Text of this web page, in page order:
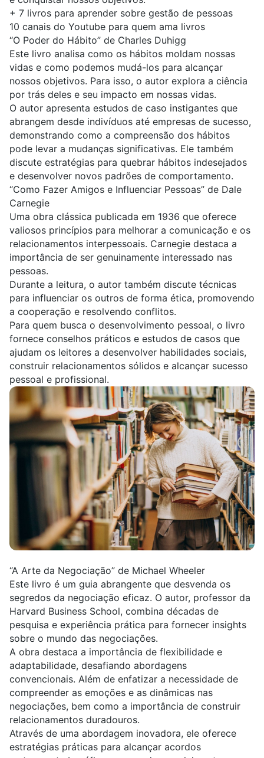
+ 7 livros para aprender sobre gestão de pessoas
10 canais do Youtube para quem ama livros
“O Poder do Hábito” de Charles Duhigg
Este livro analisa como os hábitos moldam nossas
vidas e como podemos mudá-los para alcançar
nossos objetivos. Para isso, o autor explora a ciência
por trás deles e seu impacto em nossas vidas.
O autor apresenta estudos de caso instigantes que
abrangem desde indivíduos até empresas de sucesso,
demonstrando como a compreensão dos hábitos
pode levar a mudanças significativas. Ele também
discute estratégias para quebrar hábitos indesejados
e desenvolver novos padrões de comportamento.
“Como Fazer Amigos e Influenciar Pessoas” de Dale
Carnegie
Uma obra clássica publicada em 1936 que oferece
valiosos princípios para melhorar a comunicação e os
relacionamentos interpessoais. Carnegie destaca a
importância de ser genuinamente interessado nas
pessoas.
Durante a leitura, o autor também discute técnicas
para influenciar os outros de forma ética, promovendo
a cooperação e resolvendo conflitos.
Para quem busca o desenvolvimento pessoal, o livro
fornece conselhos práticos e estudos de casos que
ajudam os leitores a desenvolver habilidades sociais,
construir relacionamentos sólidos e alcançar sucesso
pessoal e profissional.
“A Arte da Negociação” de Michael Wheeler
Este livro é um guia abrangente que desvenda os
segredos da negociação eficaz. O autor, professor da
Harvard Business School, combina décadas de
pesquisa e experiência prática para fornecer insights
sobre o mundo das negociações.
A obra destaca a importância de flexibilidade e
adaptabilidade, desafiando abordagens
convencionais. Além de enfatizar a necessidade de
compreender as emoções e as dinâmicas nas
negociações, bem como a importância de construir
relacionamentos duradouros.
Através de uma abordagem inovadora, ele oferece
estratégias práticas para alcançar acordos